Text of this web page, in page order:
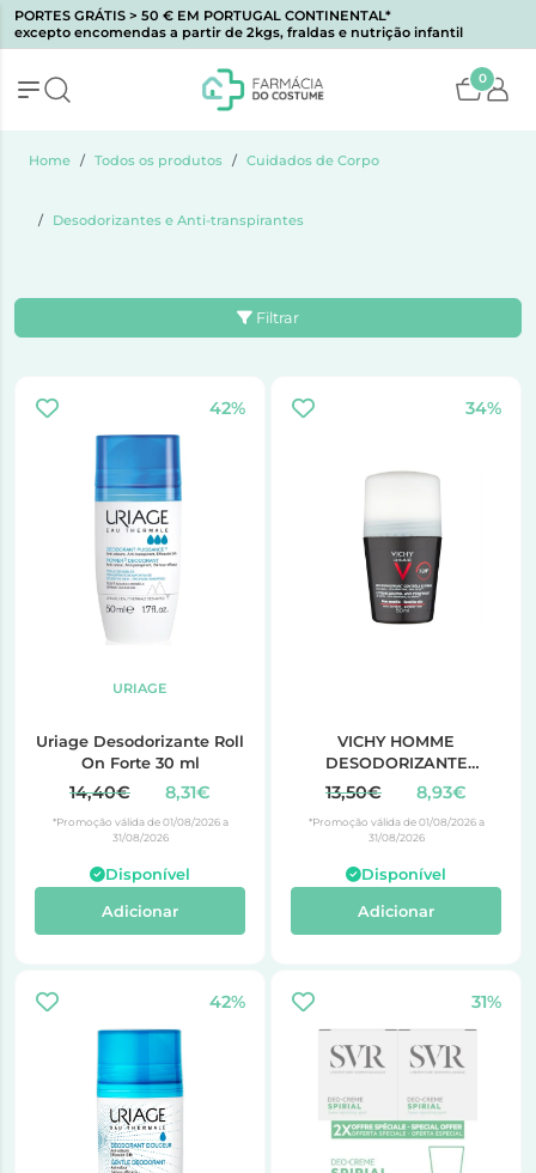
PORTES GRÁTIS > 50 € EM PORTUGAL CONTINENTAL*
excepto encomendas a partir de 2kgs, fraldas e nutrição infantil
0
Home Todos os produtos Cuidados de Corpo
Desodorizantes e Anti-transpirantes
Filtrar
42%
URIAGE
Uriage Desodorizante Roll
On Forte 30 ml
14,40€ 8,31€
*Promoção válida de 01/08/2026 a
31/08/2026
Disponível
Adicionar
34%
VICHY HOMME
DESODORIZANTE
ANTITRANSPIRANTE 72H
CONTROLO EXTREMO
50ML
13,50€ 8,93€
*Promoção válida de 01/08/2026 a
31/08/2026
Disponível
Adicionar
42% 31%